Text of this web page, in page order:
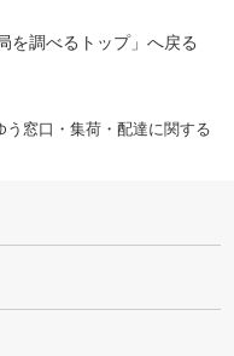
う窓口・集荷・配達に関する
を調べるトップ」へ戻る